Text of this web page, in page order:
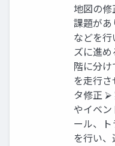
地図の修
課題があ
などを
ズに進
階に分
を走行
タ修正 ⮚
やイベン
ール、
を行い